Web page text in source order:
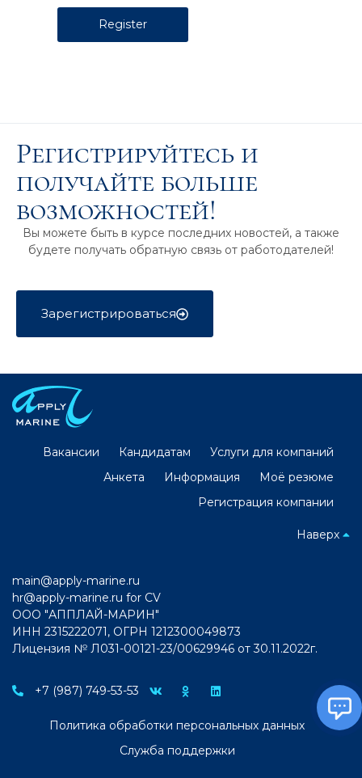
Регистрируйтесь и
получайте больше
возможностей!
Вы можете быть в курсе последних новостей, а также
будете получать обратную связь от работодателей!
Зарегистрироваться
Вакансии Кандидатам
Услуги для компаний
Анкета
Информация
Моё резюме
Регистрация компании
Наверх
main@apply-marine.ru
hr@apply-marine.ru for CV
ООО "АППЛАЙ-МАРИН"
ИНН 2315222071, ОГРН 1212300049873
Лицензия № Л031-00121-23/00629946 от 30.11.2022г.
+7 (987) 749-53-53
Политика обработки персональных данных
Служба поддержки